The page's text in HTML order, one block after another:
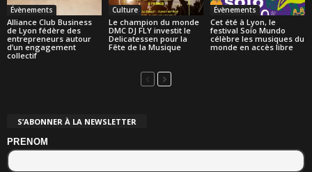
Évènements
Alliance Club Business
de Lyon fédère des
entrepreneurs autour
d’un engagement
collectif
Culture
Le champion du monde
DMC DJ FLY investit le
Delicatessen pour la
Fête de la Musique
Évènements
Cet été à Lyon, le
festival Soïo Mundo
célèbre les musiques du
monde en accès libre
S’ABONNER À LA NEWSLETTER
PRENOM